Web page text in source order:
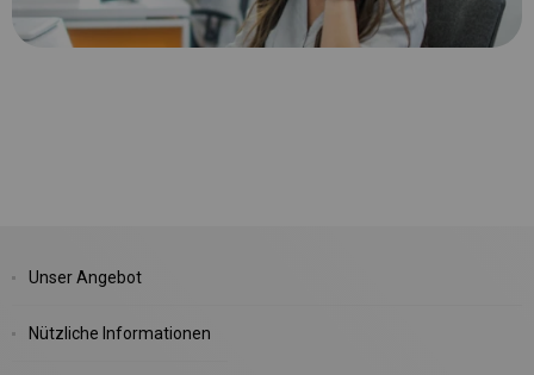
Unser Angebot
Nützliche Informationen